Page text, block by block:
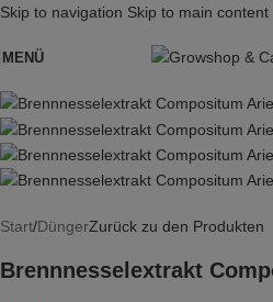
Skip to navigation Skip to main content
MENÜ
Start/DüngerZurück zu den Produkten
Brennnesselextrakt